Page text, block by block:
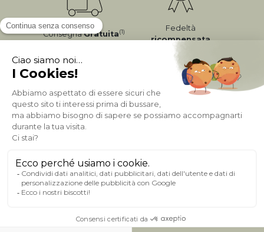
ConsegnaGratuita(1)
Fedeltà
ricompensata
Pagamento sicuro
A PROPOSITO DI MILIBOO
AIUTO & CONTATTO